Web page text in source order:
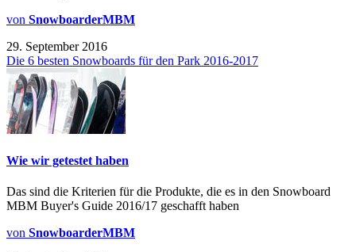
von SnowboarderMBM
29. September 2016
Die 6 besten Snowboards für den Park 2016-2017
Wie wir getestet haben
Das sind die Kriterien für die Produkte, die es in den Snowboard
MBM Buyer's Guide 2016/17 geschafft haben
von SnowboarderMBM